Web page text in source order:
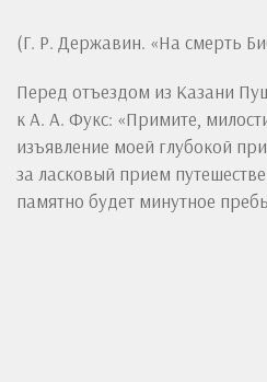
(Г. Р. Державин. «На смерть
Перед отъездом из Казани
к А. А. Фукс: «Примите,
изъявление моей глубокой
за ласковый прием
памятно будет минутное